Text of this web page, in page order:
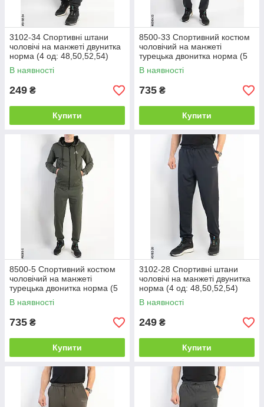
3102-34 Спортивні штани
чоловічі на манжеті двунитка
норма (4 од: 48,50,52,54)
В наявності
249 ₴
Купити
8500-33 Спортивний костюм
чоловічий на манжеті
турецька двонитка норма (5
од: 48,50,52,54,56)
В наявності
735 ₴
Купити
8500-5 Спортивний костюм
чоловічий на манжеті
турецька двонитка норма (5
од: 48,50,52,54,56)
В наявності
735 ₴
Купити
3102-28 Спортивні штани
чоловічі на манжеті двунитка
норма (4 од: 48,50,52,54)
В наявності
249 ₴
Купити